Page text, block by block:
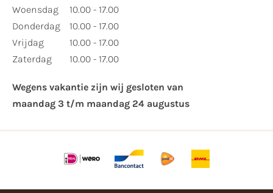
Woensdag
Donderdag
Vrijdag
Zaterdag
10.00 - 17.00
10.00 - 17.00
10.00 - 17.00
10.00 - 17.00
Wegens vakantie zijn wij gesloten van ​
maandag 3 t/m maandag 24 augustus